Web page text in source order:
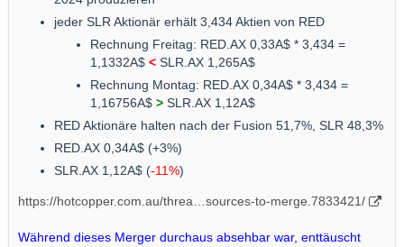
jeder SLR Aktionär erhält 3,434 Aktien von RED
Rechnung Freitag: RED.AX 0,33A$ * 3,434 =
1,1332A$ < SLR.AX 1,265A$
Rechnung Montag: RED.AX 0,34A$ * 3,434 =
1,16756A$ > SLR.AX 1,12A$
RED Aktionäre halten nach der Fusion 51,7%, SLR 48,3%
RED.AX 0,34A$ (+3%)
SLR.AX 1,12A$ (-11%)
https://hotcopper.com.au/threa…sources-to-merge.7833421/
Während dieses Merger durchaus absehbar war, enttäuscht